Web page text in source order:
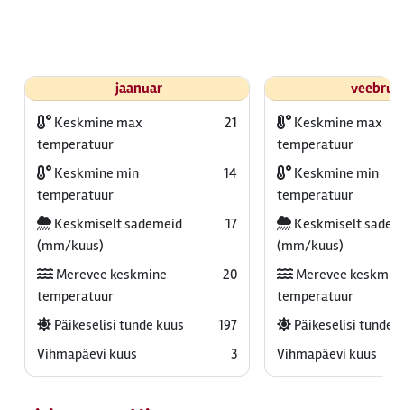
jaanuar
Keskmine max
temperatuur
21
Keskmine min
temperatuur
14
Keskmiselt sademeid
(mm/kuus)
17
Merevee keskmine
temperatuur
20
Päikeselisi tunde kuus
197
Vihmapäevi kuus
3
Keskmine max
temperatuur
Keskmine min
temperatuur
Keskmiselt
(mm/kuus)
Merevee
temperatuur
Päikeselisi tunde
Vihmapäevi kuus